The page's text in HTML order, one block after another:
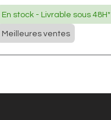
En stock - Livrable sous 48H*
Meilleures ventes